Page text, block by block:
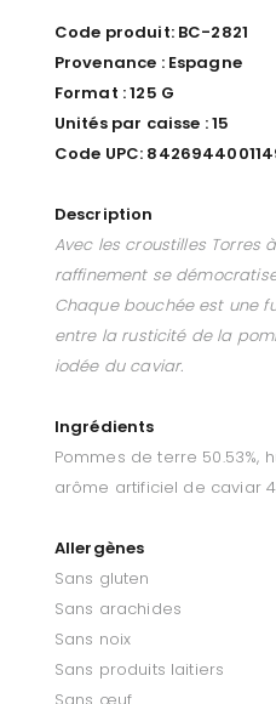
Code produit: BC-2821
Provenance : Espagne
Format : 125 G
Unités par caisse : 15
Code UPC:
Description
Avec les croustilles Torres
raffinement se
Chaque bouchée est une
entre la rusticité de la
iodée du caviar.
Ingrédients
Pommes de terre 50.53%,
arôme artificiel de caviar
Allergènes
Sans gluten
Sans arachides
Sans noix
Sans produits laitiers